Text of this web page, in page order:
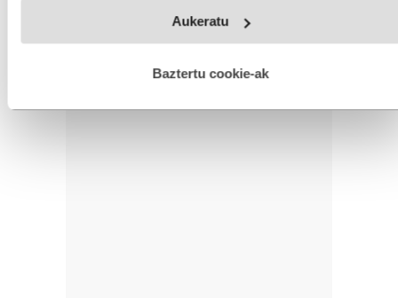
fitxategiak erabiltzen ditu. Zure esperientzia eta zerbitzuak
esplizitua ematen diguzu.Gehiago irakurri
Aukeratu
Baztertu cookie-ak